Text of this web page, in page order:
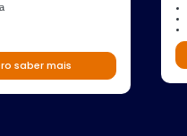
saber mais